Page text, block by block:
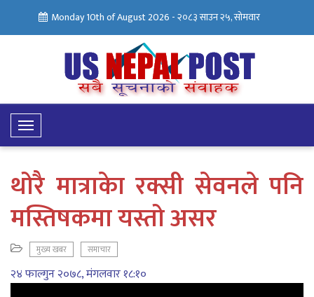
Monday 10th of August 2026 -२०८३ साउन २५, सोमवार
Toggle
Navigation
थोरै मात्राकेा रक्सी सेवनले पनि
मस्तिषकमा यस्तो असर
मुख्य खबर समाचार
२४ फाल्गुन २०७८, मंगलवार १८:१०